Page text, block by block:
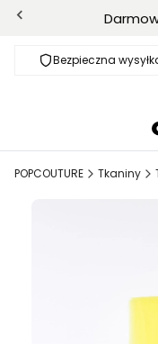
Bezpieczna
POPCOUTURE Tkaniny